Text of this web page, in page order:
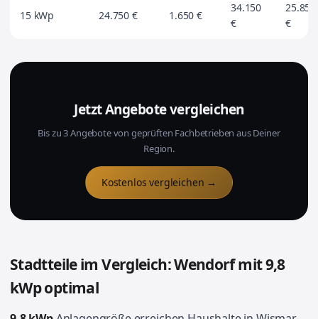
15 kWp 24.750 € 1.650 €
34.150
€
25.850
€
Jetzt Angebote vergleichen
Bis zu 3 Angebote von geprüften Fachbetrieben aus Deiner
Region.
Kostenlos vergleichen →
Stadtteile im Vergleich: Wendorf mit 9,8
kWp optimal